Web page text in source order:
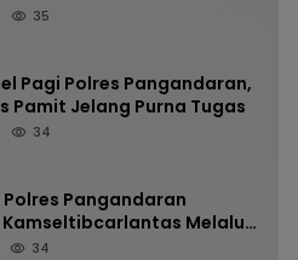
DUKUNG PROGRAM
35
Pagi Polres Pangandaran,
Pamit Jelang Purna Tugas
34
Pangandaran
Kamseltibcarlantas Melalui
Pagi
34